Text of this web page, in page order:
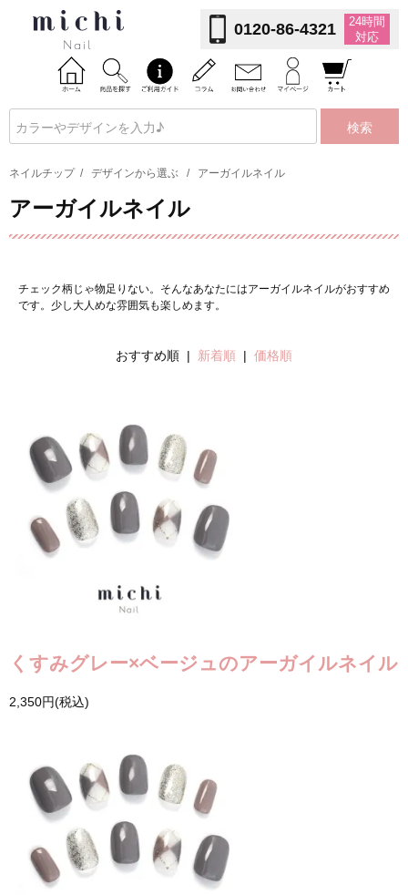
0120-86-4321
24時間
対応
検索
ネイルチップ / デザインから選ぶ / アーガイルネイル
アーガイルネイル
チェック柄じゃ物足りない。そんなあなたにはアーガイルネイルがおすすめ
です。少し大人めな雰囲気も楽しめます。
おすすめ順 | 新着順 | 価格順
くすみグレー×ベージュのアーガイルネイル
2,350円(税込)